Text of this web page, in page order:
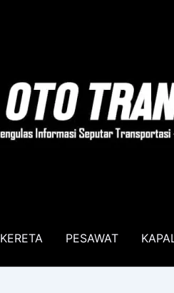
KERETA PESAWAT